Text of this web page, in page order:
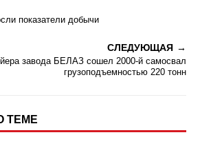
показатели добычи
СЛЕДУЮЩАЯ
завода БЕЛАЗ сошел 2000-й самосвал
грузоподъемностью 220 тонн
ТЕМЕ